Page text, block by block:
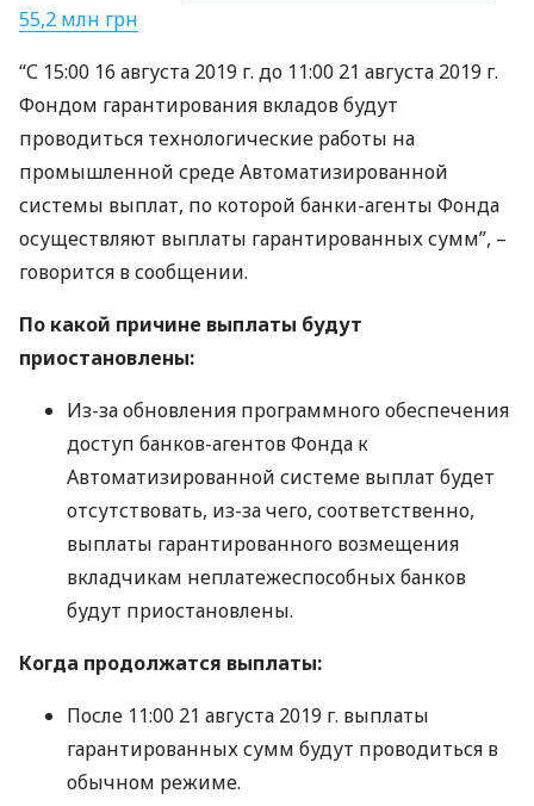
55,2 млн грн
“С 15:00 16 августа 2019 г. до 11:00 21 августа 2019 г.
Фондом гарантирования вкладов будут
проводиться технологические работы на
промышленной среде Автоматизированной
системы выплат, по которой банки-агенты Фонда
осуществляют выплаты гарантированных сумм”, –
говорится в сообщении.
По какой причине выплаты будут
приостановлены:
Из-за обновления программного обеспечения
доступ банков-агентов Фонда к
Автоматизированной системе выплат будет
отсутствовать, из-за чего, соответственно,
выплаты гарантированного возмещения
вкладчикам неплатежеспособных банков
будут приостановлены.
Когда продолжатся выплаты:
После 11:00 21 августа 2019 г. выплаты
гарантированных сумм будут проводиться в
обычном режиме.